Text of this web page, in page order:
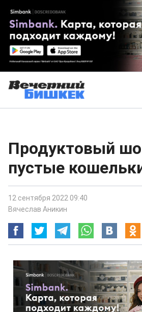
Продуктовый
пустые
12 сентября 2022 09:40
Вячеслав Аникин